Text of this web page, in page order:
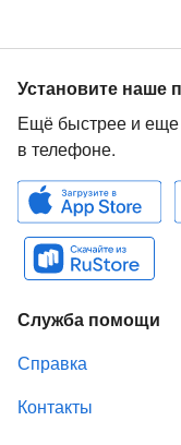
Установите наше
Ещё быстрее и еще
в телефоне.
Служба помощи
Справка
Контакты